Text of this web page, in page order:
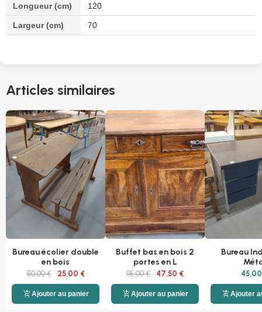
Longueur (cm) 120
Largeur (cm) 70
Articles similaires
Bureau écolier double
en bois
50,00 € 25,00 €
add_shopping_cartAjouter au panier
Buffet bas en bois 2
portes en L
95,00 € 47,50 €
add_shopping_cartAjouter au panier
Bureau
add_shopping_cartAjouter